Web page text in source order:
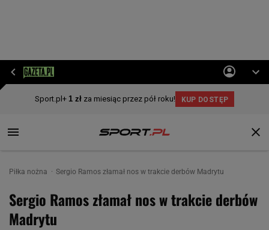
Piłka nożna Sergio Ramos złamał nos w trakcie derbów Madrytu
Sergio Ramos złamał nos w trakcie derbów
Madrytu